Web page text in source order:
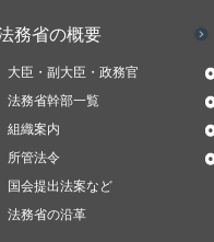
務省の概要
大臣・副大臣・政務官
法務省幹部一覧
組織案内
所管法令
国会提出法案など
法務省の沿革